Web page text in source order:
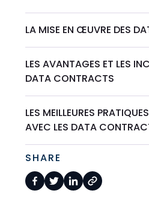
LA MISE EN ŒUVRE DES
LES AVANTAGES ET LES
DATA CONTRACTS
LES MEILLEURES
AVEC LES DATA
SHARE